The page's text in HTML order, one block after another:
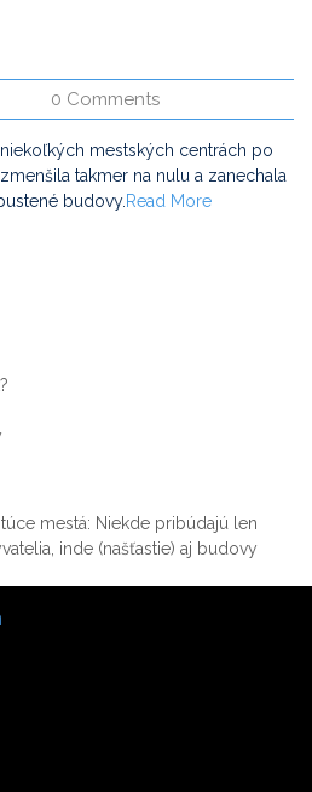
0 Comments
mestských centrách po
takmer na nulu a zanechala
budovy. Read More
mestá: Niekde pribúdajú len
inde (našťastie) aj budovy